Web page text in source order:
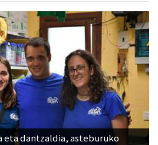
eta dantzaldia, asteburuko